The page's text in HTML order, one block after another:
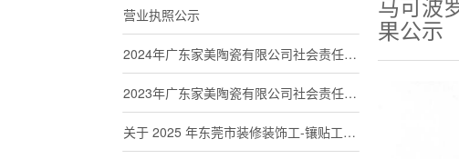
营业执照公示
2024年广东家美陶瓷有限公司社会责任报告
2023年广东家美陶瓷有限公司社会责任报告
关于 2025 年东莞市装修装饰工-镶贴工职业技能等级认定考试报名公告
果公示